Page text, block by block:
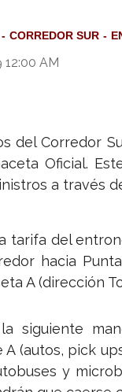
CORREDOR SUR
AM
del Corredor
Oficial.
a través
tarifa del
hacia
A (dirección
siguiente
(autos, pick
y